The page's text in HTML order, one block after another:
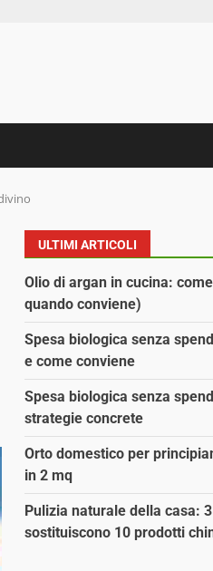
ULTIMI ARTICOLI
Olio di argan in cucina:
quando conviene)
Spesa biologica senza
e come conviene
Spesa biologica senza
strategie concrete
Orto domestico per
in 2 mq
Pulizia naturale della casa:
sostituiscono 10 prodotti